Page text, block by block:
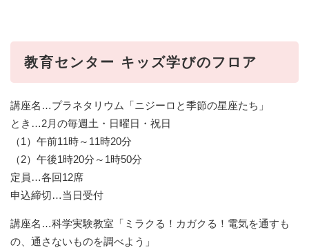
教育センター キッズ学びのフロア
講座名…プラネタリウム「ニジーロと季節の星座たち」
とき…2月の毎週土・日曜日・祝日
（1）午前11時～11時20分
（2）午後1時20分～1時50分
定員…各回12席
申込締切…当日受付
講座名…科学実験教室「ミラクる！カガクる！電気を通すも
の、通さないものを調べよう」